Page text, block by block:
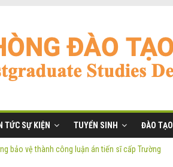
TỨC SỰ KIỆN TUYỂN SINH ĐÀO TẠO
bảo vệ thành công luận án tiến sĩ cấp Trường